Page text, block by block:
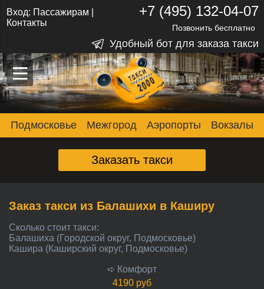
–
–
–
Вход: Пассажирам
Контакты
+7 (495) 132-04-07
Позвонить бесплатно
Удобный бот для заказа такси
Подмосковье Межгород Аэропорты Вокзалы
Заказать такси
Заказ такси из Балашихи в Каширу
Сколько стоит такси:
Балашиха (Городской округ, Подмосковье)
Кашира (Каширский округ, Подмосковье)
➪ Комфорт
4190 руб